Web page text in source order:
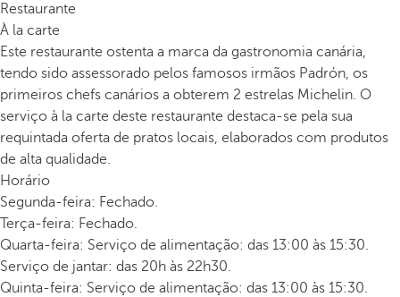
Restaurante
À la carte
Este restaurante ostenta a marca da gastronomia canária,
tendo sido assessorado pelos famosos irmãos Padrón, os
primeiros chefs canários a obterem 2 estrelas Michelin. O
serviço à la carte deste restaurante destaca-se pela sua
requintada oferta de pratos locais, elaborados com produtos
de alta qualidade.
Horário
Segunda-feira: Fechado.
Terça-feira: Fechado.
Quarta-feira: Serviço de alimentação: das 13:00 às 15:30.
Serviço de jantar: das 20h às 22h30.
Quinta-feira: Serviço de alimentação: das 13:00 às 15:30.